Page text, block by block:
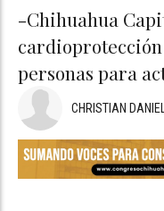
-Chihuahua
cardioprotección
personas para
CHRISTIAN